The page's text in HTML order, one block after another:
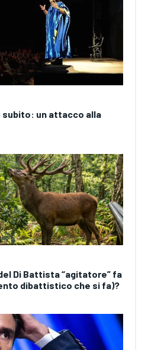
subito: un attacco alla
Di Battista “agitatore” fa
dibattistico che si fa)?